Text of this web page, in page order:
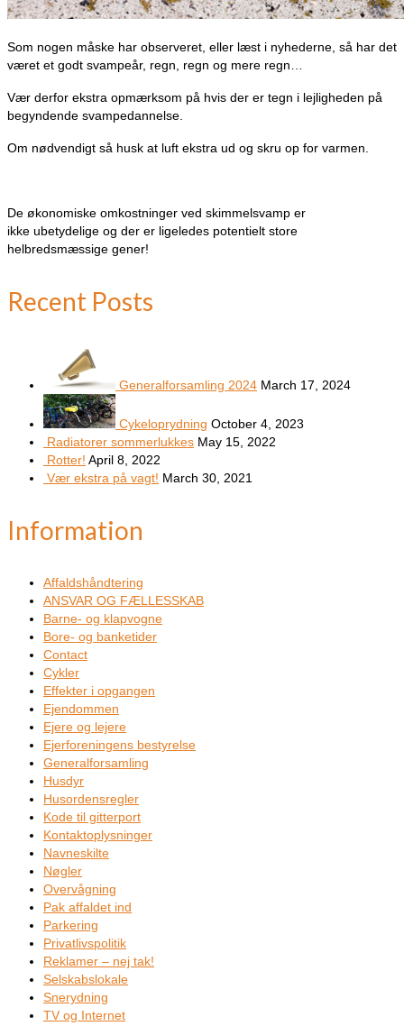
Som nogen måske har observeret, eller læst i nyhederne, så har det
været et godt svampeår, regn, regn og mere regn…
Vær derfor ekstra opmærksom på hvis der er tegn i lejligheden på
begyndende svampedannelse.
Om nødvendigt så husk at luft ekstra ud og skru op for varmen.
De økonomiske omkostninger ved skimmelsvamp er
ikke ubetydelige og der er ligeledes potentielt store
helbredsmæssige gener!
Recent Posts
Generalforsamling 2024 March 17, 2024
Cykeloprydning October 4, 2023
Radiatorer sommerlukkes May 15, 2022
Rotter! April 8, 2022
Vær ekstra på vagt! March 30, 2021
Information
Affaldshåndtering
ANSVAR OG FÆLLESSKAB
Barne- og klapvogne
Bore- og banketider
Contact
Cykler
Effekter i opgangen
Ejendommen
Ejere og lejere
Ejerforeningens bestyrelse
Generalforsamling
Husdyr
Husordensregler
Kode til gitterport
Kontaktoplysninger
Navneskilte
Nøgler
Overvågning
Pak affaldet ind
Parkering
Privatlivspolitik
Reklamer – nej tak!
Selskabslokale
Snerydning
TV og Internet